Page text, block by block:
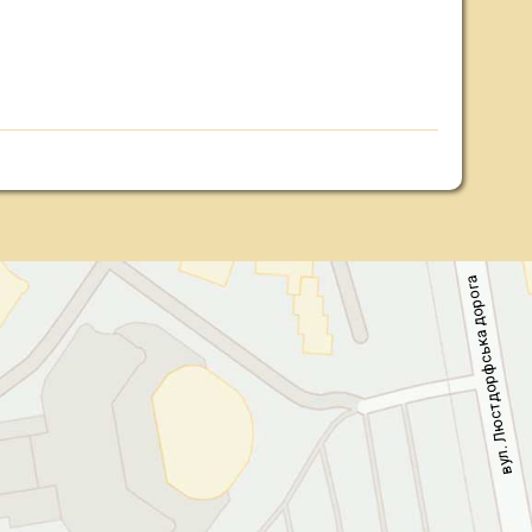
вул.
Л
ю
с
т
д
о
р
ф
с
ь
к
а
д
о
р
о
г
а